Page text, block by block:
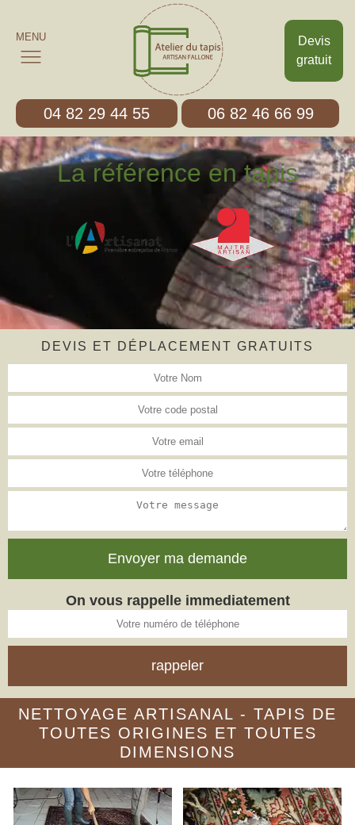
Devis
gratuit
MENU
04 82 29 44 55 06 82 46 66 99
La référence en tapis
DEVIS ET DÉPLACEMENT GRATUITS
On vous rappelle immediatement
NETTOYAGE ARTISANAL - TAPIS DE
TOUTES ORIGINES ET TOUTES
DIMENSIONS